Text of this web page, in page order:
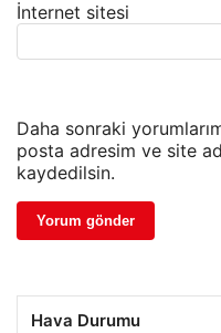
İnternet sitesi
Daha sonraki
posta adresim ve site
kaydedilsin.
Hava Durumu